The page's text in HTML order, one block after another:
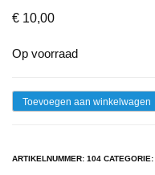
€ 10,00
Op voorraad
LpToevoegen aan winkelwagen
ARTIKELNUMMER: 104 CATEGORIE: